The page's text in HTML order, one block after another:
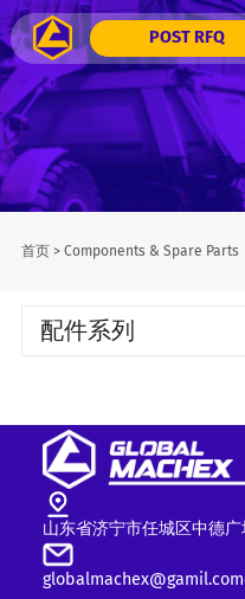
POST RFQ
首页> Components & Spare Parts
配件系列
山东省济宁市任城区中德广
globalmachex@gamil.com